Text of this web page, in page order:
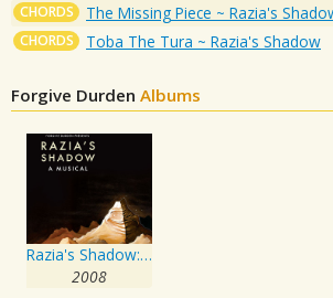
CHORDS The Missing Piece ~ Razia's
CHORDS Toba The Tura ~ Razia's Shadow
Forgive Durden Albums
Razia's Shadow: A Musical
2008